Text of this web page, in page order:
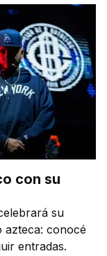
con su
su
azteca: conocé
entradas.